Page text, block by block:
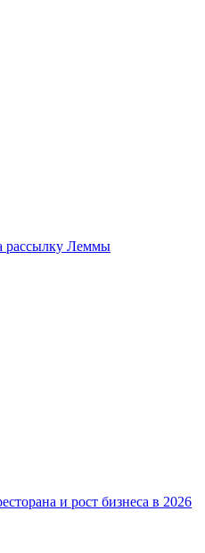
рассылку Леммы
и рост бизнеса в 2026